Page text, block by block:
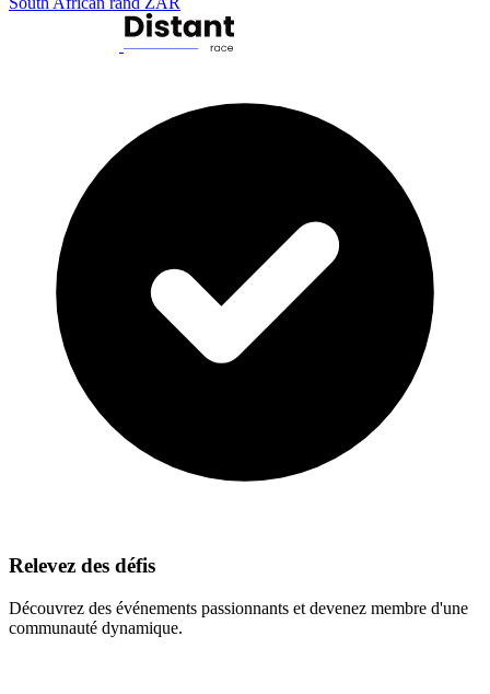
Relevez des défis
Découvrez des événements passionnants et devenez membre d'une
communauté dynamique.